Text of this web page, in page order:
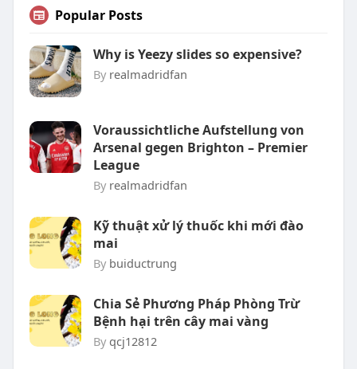
Popular Posts
Why is Yeezy slides so expensive?
By realmadridfan
Voraussichtliche Aufstellung von
Arsenal gegen Brighton – Premier
League
By realmadridfan
Kỹ thuật xử lý thuốc khi mới đào
mai
By buiductrung
Chia Sẻ Phương Pháp Phòng Trừ
Bệnh hại trên cây mai vàng
By qcj12812